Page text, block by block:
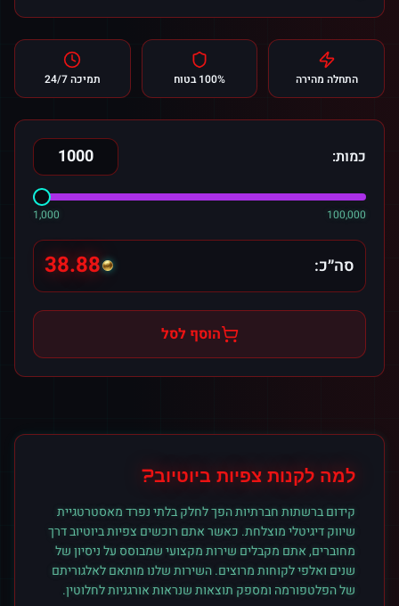
התחלה מהירה 100% בטוח תמיכה 24/7
כמות:
1,000 100,000
סה״כ: 38.88
הוסף לסל
למה לקנות צפיות ביוטיוב?
קידום ברשתות חברתיות הפך לחלק בלתי נפרד מאסטרטגיית
שיווק דיגיטלי מוצלחת. כאשר אתם רוכשים צפיותביוטיובדרך
מחוברים, אתם מקבלים שירות מקצועי שמבוסס על ניסיון של
שנים ואלפי לקוחות מרוצים. השירות שלנו מותאם לאלגוריתם
של הפלטפורמה ומספק תוצאות שנראות אורגניות לחלוטין.